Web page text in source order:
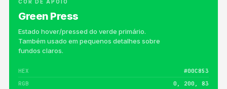
COR DE APOIO
Green Press
Estado hover/pressed do verde primário.
Também usado em pequenos detalhes sobre
fundos claros.
HEX
#00C853
RGB
0, 200, 83